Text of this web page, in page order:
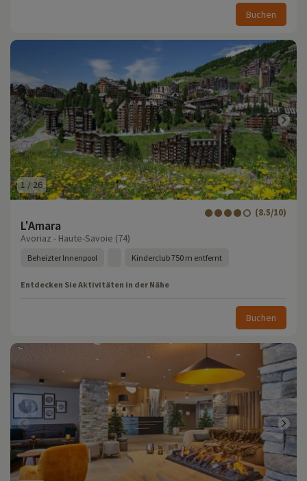
Buchen
1 /26
L'Amara
(8.5/10)
Avoriaz - Haute-Savoie (74)
Beheizter Innenpool Kinderclub 750 m entfernt
Entdecken Sie Aktivitäten in der Nähe
Buchen